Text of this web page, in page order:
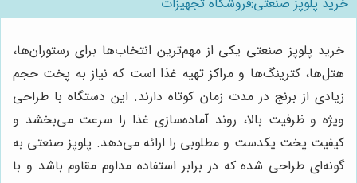
خرید پلوپز صنعتی یکی از مهم‌ترین انتخاب‌ها برای رستوران‌ها،
هتل‌ها، کترینگ‌ها و مراکز تهیه غذا است که نیاز به پخت حجم
زیادی از برنج در مدت زمان کوتاه دارند. این دستگاه با طراحی
ویژه و ظرفیت بالا، روند آماده‌سازی غذا را سرعت می‌بخشد و
کیفیت پخت یکدست و مطلوبی را ارائه می‌دهد. پلوپز صنعتی به
گونه‌ای طراحی شده که در برابر استفاده مداوم مقاوم باشد و با